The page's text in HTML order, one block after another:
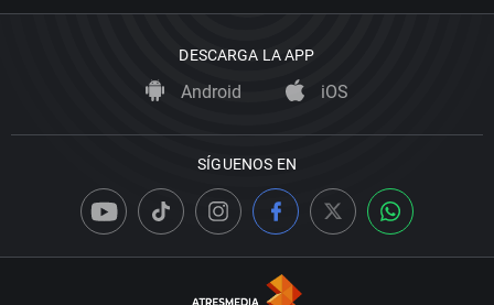
DESCARGA LA APP
Android iOS
SÍGUENOS EN